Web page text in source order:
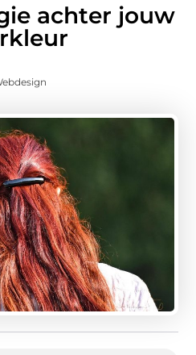
achter jouw